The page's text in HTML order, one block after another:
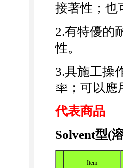
接著性；也
2.有特優的
性。
3.具施工操
率；可以應
代表商品
Solvent型(
Item